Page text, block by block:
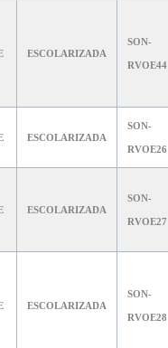
ESCOLARIZADA
SON-
RVOE44
ESCOLARIZADA
SON-
RVOE26
ESCOLARIZADA
SON-
RVOE27
ESCOLARIZADA
SON-
RVOE28